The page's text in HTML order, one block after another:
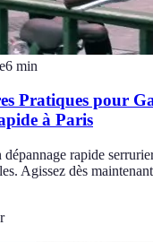
6 min
Pratiques pour
à Paris
rapide
Agissez dès